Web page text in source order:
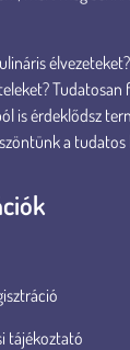
Tudatosan
is érdeklődsz
a
tájékoztató